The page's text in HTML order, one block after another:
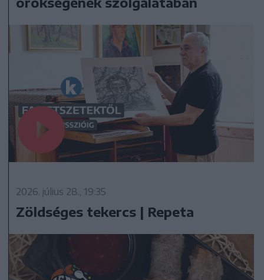
2026. július 28., 19:35
Zöldséges tekercs | Repeta